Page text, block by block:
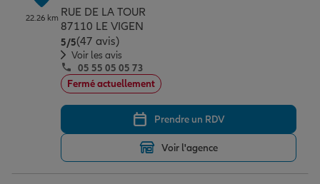
22.26 km RUE DE LA TOUR
87110 LE VIGEN
5/5Note de 5 sur 5
(47 avis)
Voir les avis
05 55 05 05 73
Fermé actuellement
Prendre un RDV
Voir l'agence